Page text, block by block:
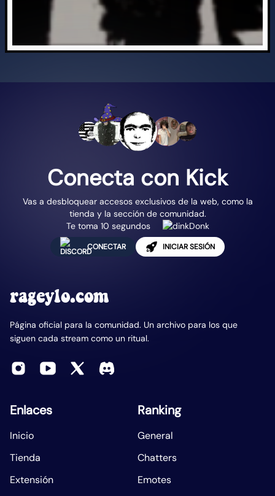
Conecta con Kick
Vas a desbloquear accesos exclusivos de la web, como la
tienda y la sección de comunidad.
Te toma 10 segundos
CONECTAR INICIAR SESIÓN
rageylo.com
Página oficial para la comunidad. Un archivo para los que
siguen cada stream como un ritual.
Enlaces
Inicio
Tienda
Extensión
Ranking
General
Chatters
Emotes